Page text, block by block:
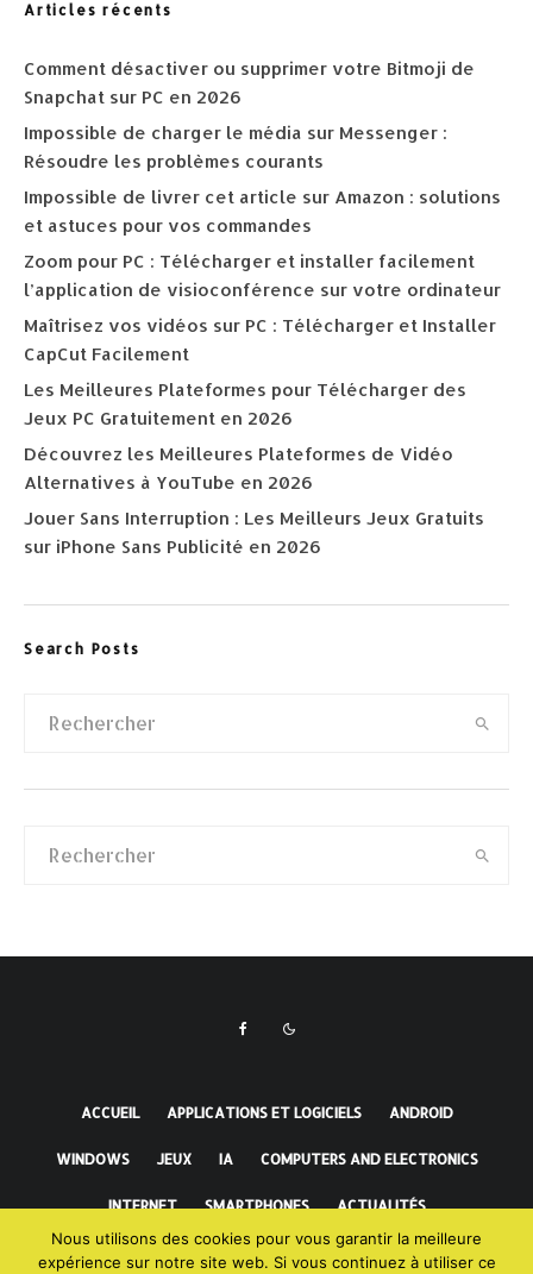
Articles récents
Comment désactiver ou supprimer votre Bitmoji de
Snapchat sur PC en 2026
Impossible de charger le média sur Messenger :
Résoudre les problèmes courants
Impossible de livrer cet article sur Amazon : solutions
et astuces pour vos commandes
Zoom pour PC : Télécharger et installer facilement
l’application de visioconférence sur votre ordinateur
Maîtrisez vos vidéos sur PC : Télécharger et Installer
CapCut Facilement
Les Meilleures Plateformes pour Télécharger des
Jeux PC Gratuitement en 2026
Découvrez les Meilleures Plateformes de Vidéo
Alternatives à YouTube en 2026
Jouer Sans Interruption : Les Meilleurs Jeux Gratuits
sur iPhone Sans Publicité en 2026
Search Posts
ACCUEIL APPLICATIONS ET LOGICIELS ANDROID
WINDOWS JEUX IA COMPUTERS AND ELECTRONICS
INTERNET SMARTPHONES ACTUALITÉS
FAITS INCROYABLES
Nous utilisons des cookies pour vous garantir la meilleure
expérience sur notre site web. Si vous continuez à utiliser ce